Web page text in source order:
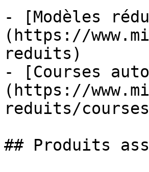
- [Modèles
(https://
reduits)
- [Courses
(https://
reduits/
## Produits